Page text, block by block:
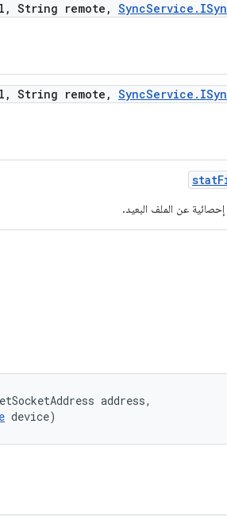
, String remote , SyncService .
, String remote , SyncService .
stat
عن الملف البعيد.
address,
device)